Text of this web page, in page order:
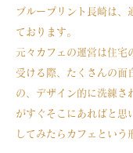
ブループリント長崎は、
ております。
元々カフェの運営は住宅
受ける際、たくさんの面
の、デザイン的に洗練さ
がすぐそこにあればと思
してみたらカフェという